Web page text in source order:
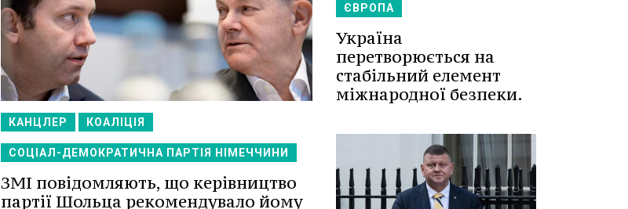
КАНЦЛЕР КОАЛІЦІЯ
СОЦІАЛ-ДЕМОКРАТИЧНА ПАРТІЯ НІМЕЧЧИНИ
ЗМІ повідомляють, що керівництво
партії Шольца рекомендувало йому
ЄВРОПА
Україна
перетворюється на
стабільний елемент
міжнародної безпеки.